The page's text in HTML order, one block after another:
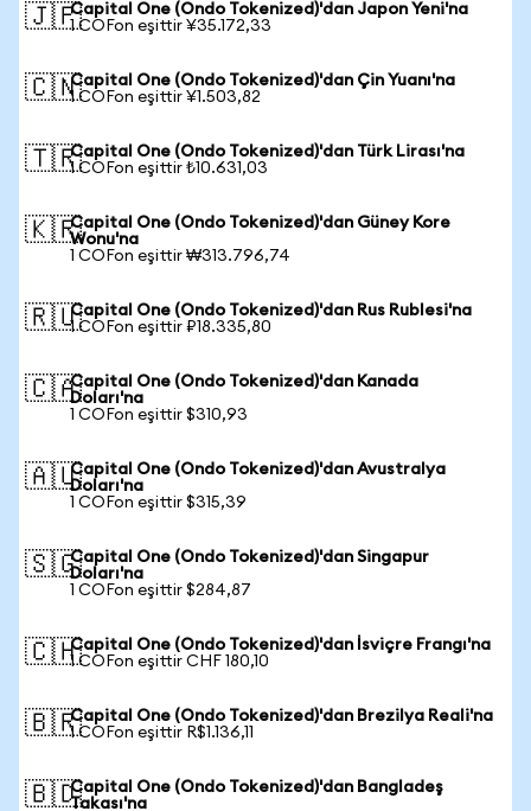
🇯🇵Capital One (Ondo Tokenized)'dan Japon Yeni'na
1 COFon eşittir ¥35.172,33
🇨🇳Capital One (Ondo Tokenized)'dan Çin Yuanı'na
1 COFon eşittir ¥1.503,82
🇹🇷Capital One (Ondo Tokenized)'dan Türk Lirası'na
1 COFon eşittir ₺10.631,03
🇰🇷Capital One (Ondo Tokenized)'dan Güney Kore
Wonu'na
1 COFon eşittir ₩313.796,74
🇷🇺Capital One (Ondo Tokenized)'dan Rus Rublesi'na
1 COFon eşittir ₽18.335,80
🇨🇦Capital One (Ondo Tokenized)'dan Kanada
Doları'na
1 COFon eşittir $310,93
🇦🇺Capital One (Ondo Tokenized)'dan Avustralya
Doları'na
1 COFon eşittir $315,39
🇸🇬Capital One (Ondo Tokenized)'dan Singapur
Doları'na
1 COFon eşittir $284,87
🇨🇭Capital One (Ondo Tokenized)'dan İsviçre Frangı'na
1 COFon eşittir CHF 180,10
🇧🇷Capital One (Ondo Tokenized)'dan Brezilya Reali'na
1 COFon eşittir R$1.136,11
🇧🇩Capital One (Ondo Tokenized)'dan Bangladeş
Takası'na